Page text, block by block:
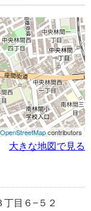
OpenStreetMapcontributors
大きな地図で見る
目６−５２